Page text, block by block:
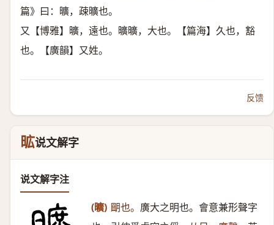
篇》曰：曠，疎曠也。
又【博雅】曠，遠也。曠曠，大也。【篇海】久也，豁
也。【廣韻】又姓。
反馈
昿说文解字
说文解字注
(曠) 朙也。 廣大之明也。會意兼形聲字